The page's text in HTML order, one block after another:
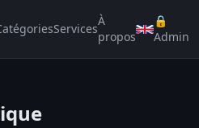
Services
À
propos
🔒
Admin